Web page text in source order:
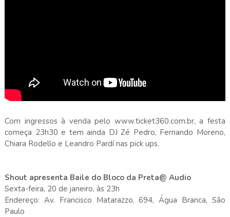
Com ingressos à venda pelo www.ticket360.com.br, a festa
começa 23h30 e tem ainda DJ Zé Pedro, Fernando Moreno,
Chiara Rodello e Leandro Pardí nas pick ups.
Shout apresenta Baile do Bloco da Preta@ Audio
Sexta-feira, 20 de janeiro, às 23h
Endereço: Av. Francisco Matarazzo, 694, Água Branca, São
Paulo